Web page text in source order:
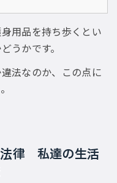
用品を持ち歩くとい
うかです。
法なのか、この点に
法律 私達の生活